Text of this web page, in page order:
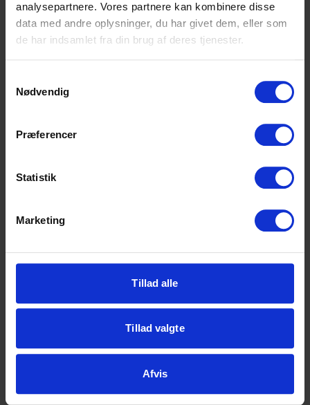
analysepartnere. Vores partnere kan kombinere disse
data med andre oplysninger, du har givet dem, eller som
de har indsamlet fra din brug af deres tjenester.
Nødvendig
Præferencer
Statistik
Marketing
Tillad alle
Tillad valgte
Afvis
Læs artikel i Lokalavisen Norddjurs
HHX
HF2